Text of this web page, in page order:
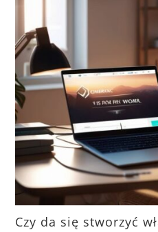
Czy da się stworzyć